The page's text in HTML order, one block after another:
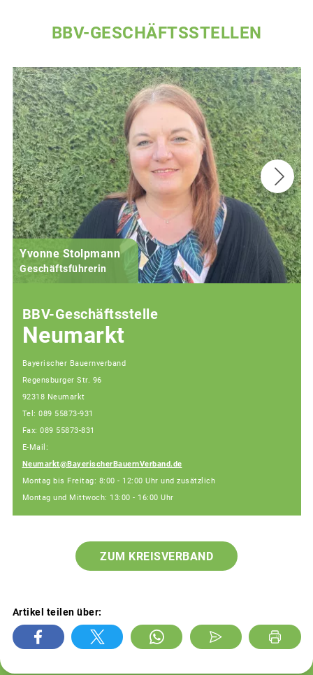
BBV-GESCHÄFTSSTELLEN
Yvonne Stolpmann
Geschäftsführerin
BBV-Geschäftsstelle
Neumarkt
Bayerischer Bauernverband
Regensburger Str. 96
92318 Neumarkt
Tel: 089 55873-931
Fax: 089 55873-831
E-Mail:
Neumarkt@BayerischerBauernVerband.de
Montag bis Freitag: 8:00 - 12:00 Uhr und zusätzlich
Montag und Mittwoch: 13:00 - 16:00 Uhr
ZUM KREISVERBAND
Artikel teilen über: